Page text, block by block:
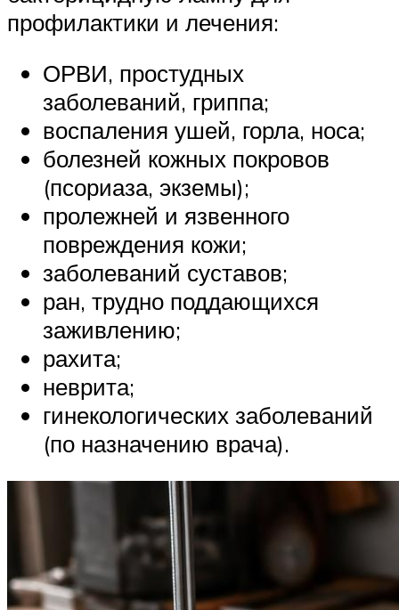
профилактики и лечения:
ОРВИ, простудных
заболеваний, гриппа;
воспаления ушей, горла, носа;
болезней кожных покровов
(псориаза, экземы);
пролежней и язвенного
повреждения кожи;
заболеваний суставов;
ран, трудно поддающихся
заживлению;
рахита;
неврита;
гинекологических заболеваний
(по назначению врача).